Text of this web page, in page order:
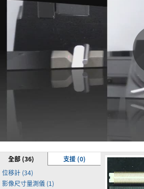
全部 (36)
支援 (0)
位移計 (34)
影像尺寸量測儀 (1)